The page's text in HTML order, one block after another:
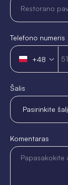
Telefono numeris
Poland
+48
+48
Šalis
Komentaras